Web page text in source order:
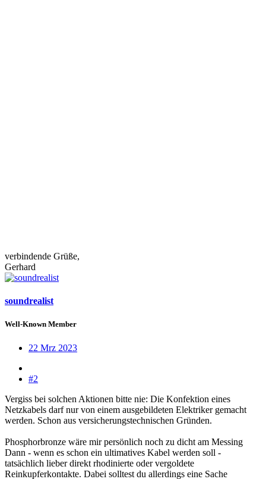
verbindende Grüße,
Gerhard
soundrealist
Well-Known Member
22 Mrz 2023
#2
Vergiss bei solchen Aktionen bitte nie: Die Konfektion eines
Netzkabels darf nur von einem ausgebildeten Elektriker gemacht
werden. Schon aus versicherungstechnischen Gründen.
Phosphorbronze wäre mir persönlich noch zu dicht am Messing
Dann - wenn es schon ein ultimatives Kabel werden soll -
tatsächlich lieber direkt rhodinierte oder vergoldete
Reinkupferkontakte. Dabei solltest du allerdings eine Sache